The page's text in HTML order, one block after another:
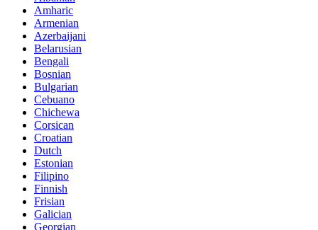
Amharic
Armenian
Azerbaijani
Belarusian
Bengali
Bosnian
Bulgarian
Cebuano
Chichewa
Corsican
Croatian
Dutch
Estonian
Filipino
Finnish
Frisian
Galician
Georgian